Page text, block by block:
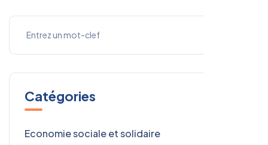
Catégories
Economie sociale et solidaire